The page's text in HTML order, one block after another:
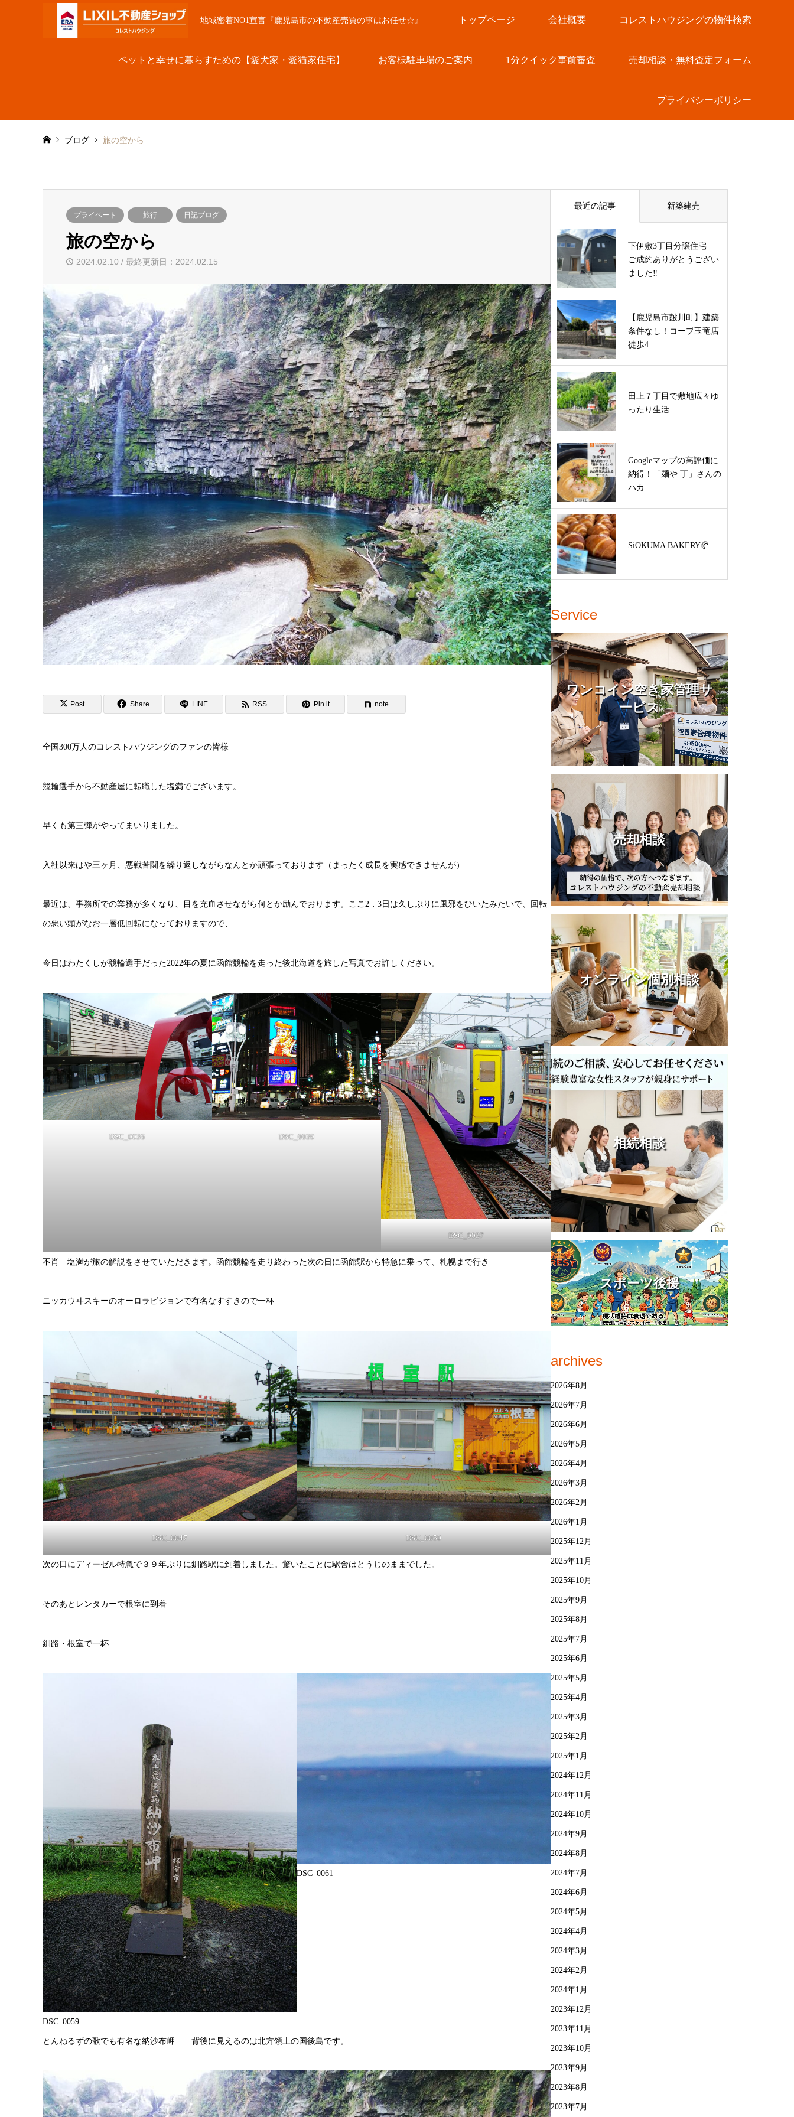
地域密着NO1宣言『鹿児島市の不動産売買の事はお任せ☆』 トップページ 会社概要 コレストハウジングの物件検索
ペットと幸せに暮らすための【愛犬家・愛猫家住宅】 お客様駐車場のご案内 1分クイック事前審査 売却相談・無料査定フォーム
プライバシーポリシー
ブログ 旅の空から
プライベート 旅行 日記ブログ
旅の空から
2024.02.10 / 最終更新日：2024.02.15
Post Share LINE RSS Pin it note
全国300万人のコレストハウジングのファンの皆様
競輪選手から不動産屋に転職した塩満でございます。
早くも第三弾がやってまいりました。
入社以来はや三ヶ月、悪戦苦闘を繰り返しながらなんとか頑張っております（まったく成長を実感できませんが）
最近は、事務所での業務が多くなり、目を充血させながら何とか励んでおります。ここ2．3日は久しぶりに風邪をひいたみたいで、回転
の悪い頭がなお一層低回転になっておりますので、
今日はわたくしが競輪選手だった2022年の夏に函館競輪を走った後北海道を旅した写真でお許しください。
DSC_0036 DSC_0039
DSC_0037
不肖 塩満が旅の解説をさせていただきます。函館競輪を走り終わった次の日に函館駅から特急に乗って、札幌まで行き
ニッカウヰスキーのオーロラビジョンで有名なすすきので一杯
DSC_0047 DSC_0050
次の日にディーゼル特急で３９年ぶりに釧路駅に到着しました。驚いたことに駅舎はとうじのままでした。
そのあとレンタカーで根室に到着
釧路・根室で一杯
DSC_0059
DSC_0061
とんねるずの歌でも有名な納沙布岬 背後に見えるのは北方領土の国後島です。
最近の記事 新築建売
下伊敷3丁目分譲住宅
ご成約ありがとうござい
ました‼
【鹿児島市皷川町】建築
条件なし！コープ玉竜店
徒歩4…
田上７丁目で敷地広々ゆ
ったり生活
Googleマップの高評価に
納得！「麺や 丁」さんの
ハカ…
SiOKUMA BAKERY🥐
Service
ワンコイン空き家管理サ
ービス
売却相談
オンライン個別相談
相続相談
スポーツ後援
archives
2026年8月
2026年7月
2026年6月
2026年5月
2026年4月
2026年3月
2026年2月
2026年1月
2025年12月
2025年11月
2025年10月
2025年9月
2025年8月
2025年7月
2025年6月
2025年5月
2025年4月
2025年3月
2025年2月
2025年1月
2024年12月
2024年11月
2024年10月
2024年9月
2024年8月
2024年7月
2024年6月
2024年5月
2024年4月
2024年3月
2024年2月
2024年1月
2023年12月
2023年11月
2023年10月
2023年9月
2023年8月
2023年7月